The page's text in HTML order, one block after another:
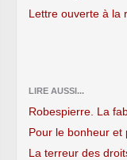
Lettre ouverte à la
LIRE AUSSI...
Robespierre. La
Pour le bonheur et
La terreur des